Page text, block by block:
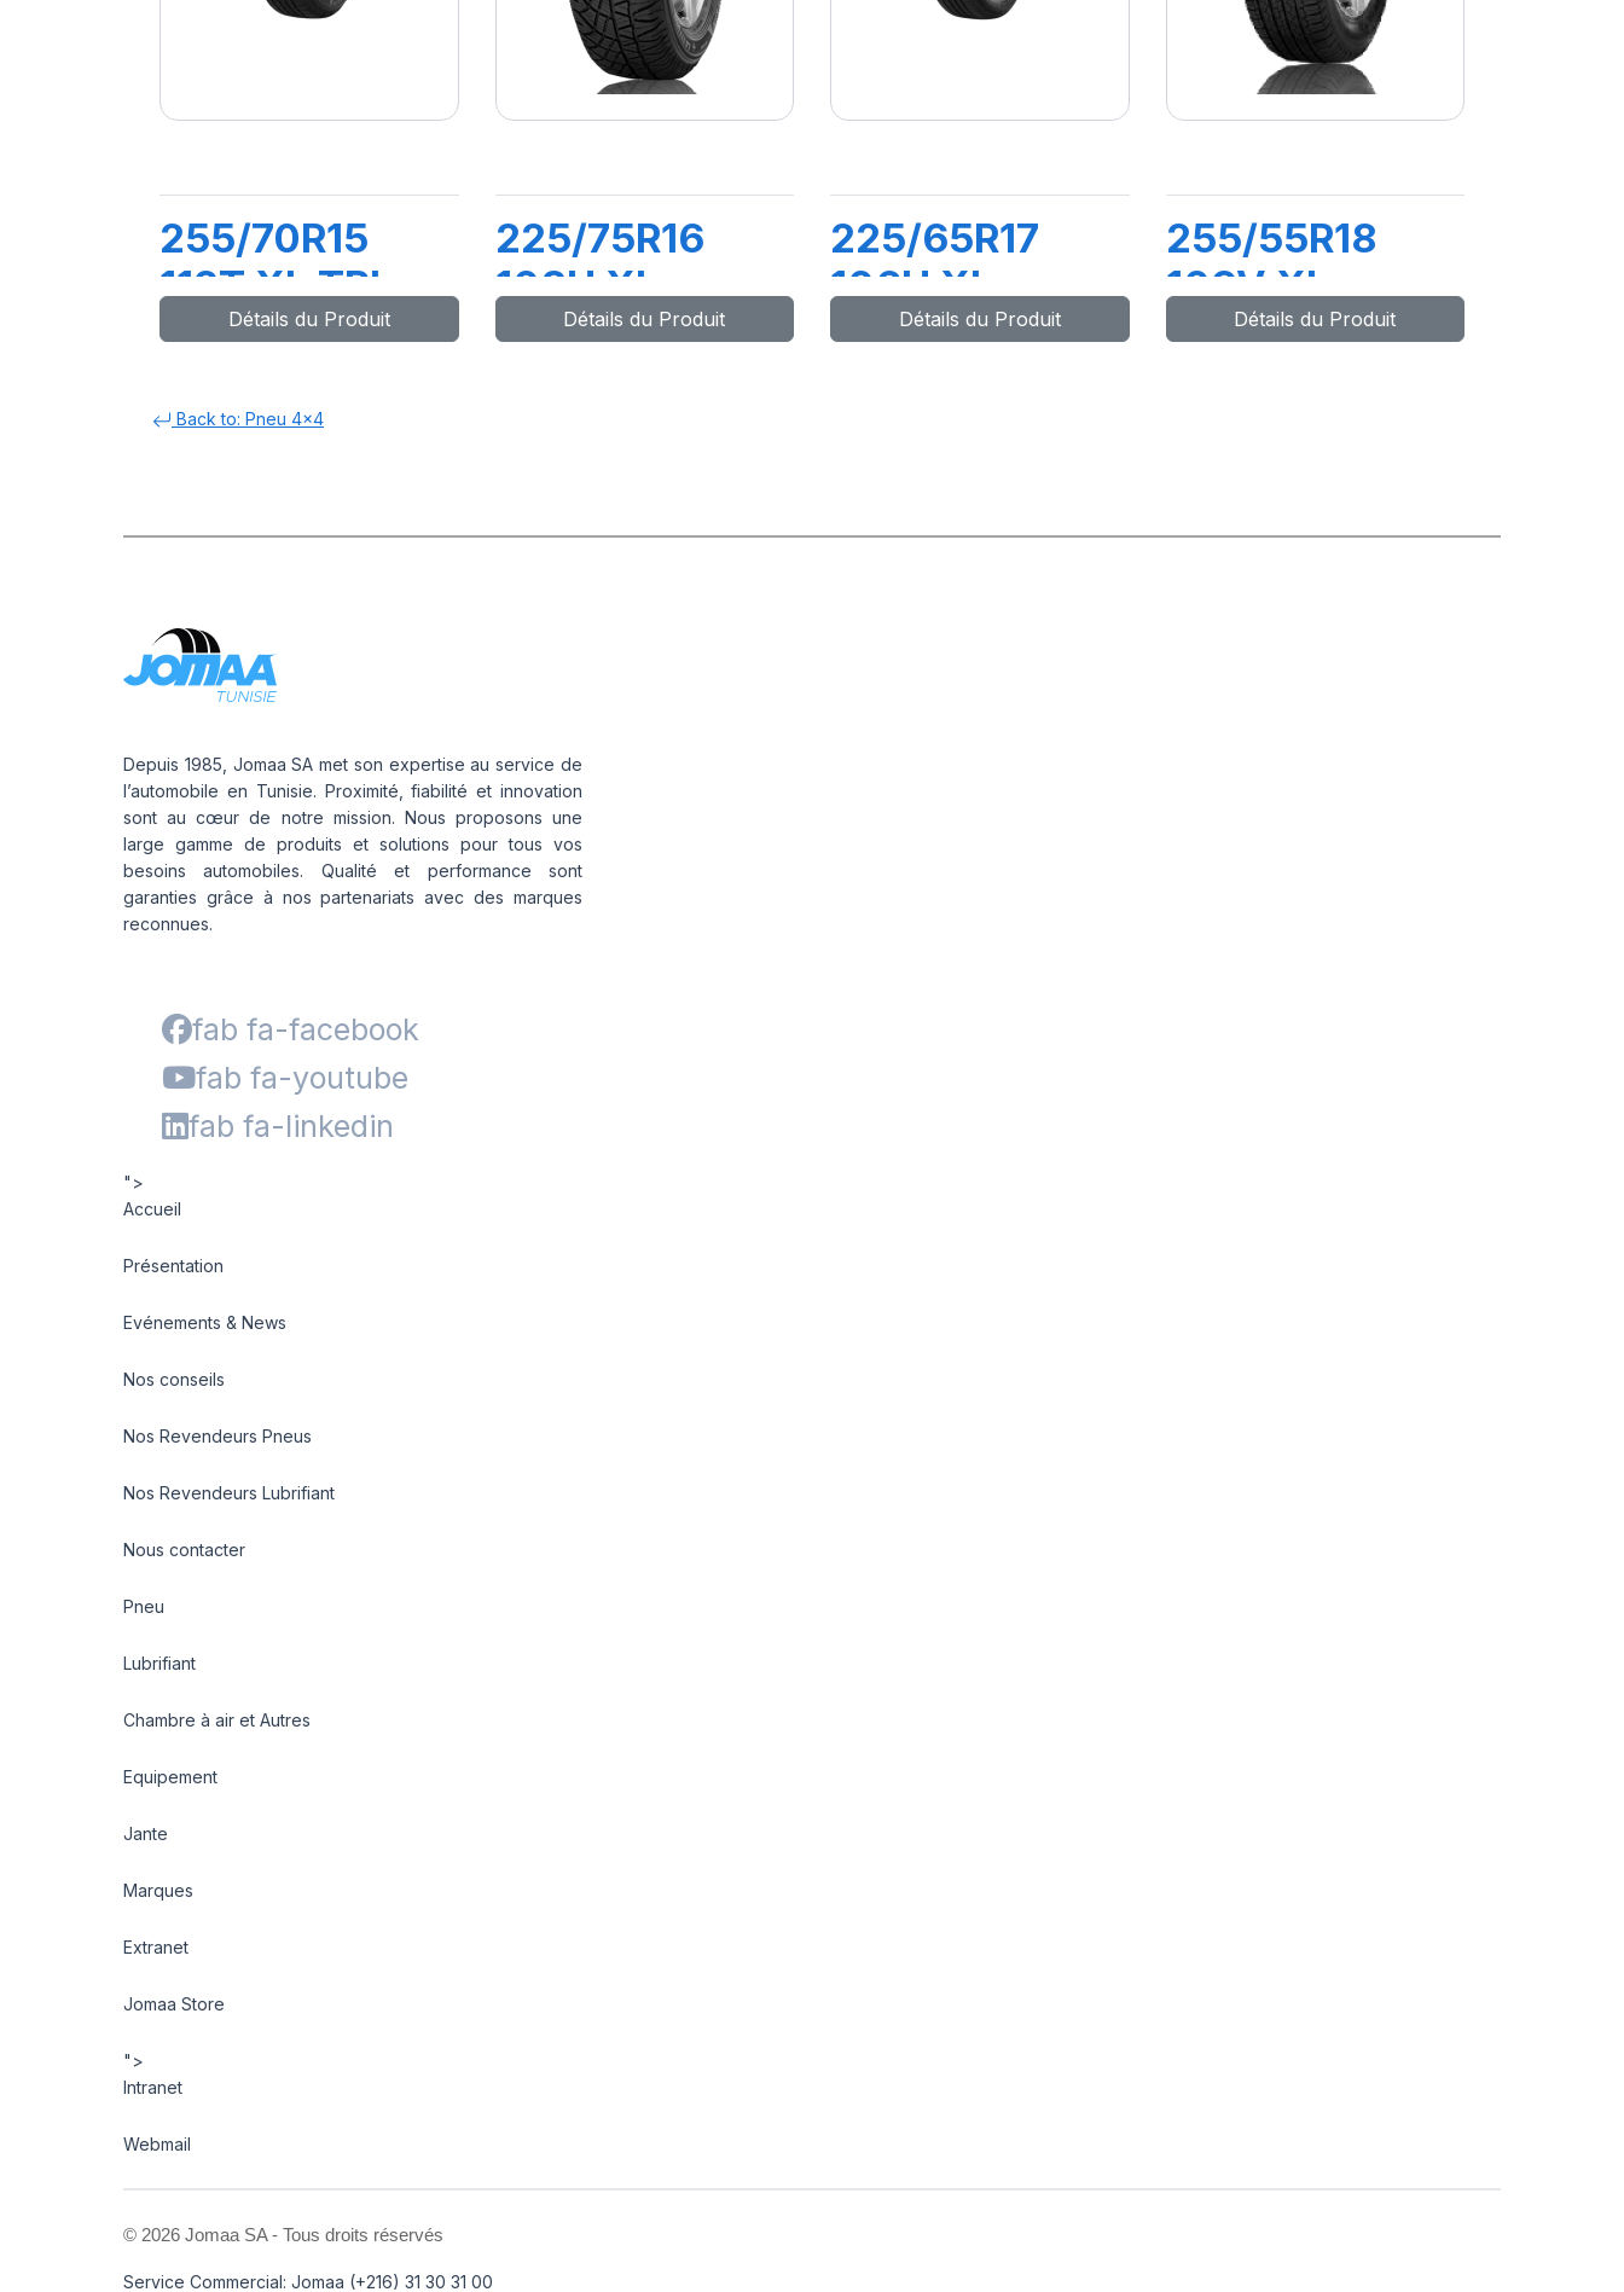
255/70R15
112T XL TRL
LTX STDétails du Produit
225/75R16
108H XL
LATTITUDE
Détails du Produit
225/65R17
106H XL
PRIMACY
Détails du Produit
255/55R18
109V XL
LATTITUDE
Détails du Produit
Back to: Pneu 4x4
Depuis 1985, Jomaa SA met son expertise au service de
l’automobile en Tunisie. Proximité, fiabilité et innovation
sont au cœur de notre mission. Nous proposons une
large gamme de produits et solutions pour tous vos
besoins automobiles. Qualité et performance sont
garanties grâce à nos partenariats avec des marques
reconnues.
fab fa-facebook
fab fa-youtube
fab fa-linkedin
">
Accueil
Présentation
Evénements & News
Nos conseils
Nos Revendeurs Pneus
Nos Revendeurs Lubrifiant
Nous contacter
Pneu
Lubrifiant
Chambre à air et Autres
Equipement
Jante
Marques
Extranet
Jomaa Store
">
Intranet
Webmail
© 2026 Jomaa SA - Tous droits réservés
Service Commercial: Jomaa (+216) 31 30 31 00